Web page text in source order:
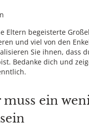
Eltern begeisterte
und viel von den
Sie ihnen, dass
Bedanke dich und
ein